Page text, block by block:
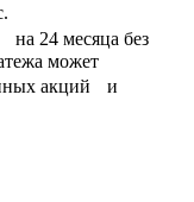
на 24 месяца без
может
акций и